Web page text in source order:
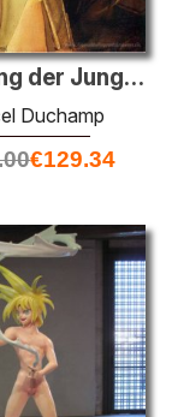
Übergang der Jungfrau in eine Braut
Duchamp
€129.34